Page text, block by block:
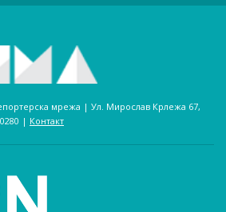
мрежа | Ул. Мирослав Крлежа 67,
| Контакт